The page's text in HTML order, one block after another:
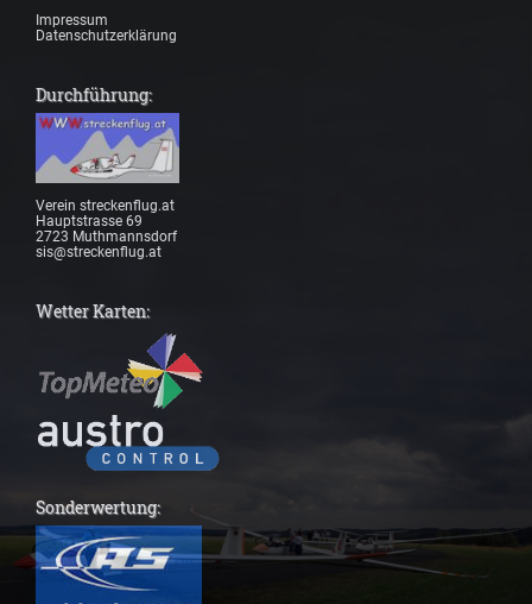
Impressum
Datenschutzerklärung
Durchführung:
Verein streckenflug.at
Hauptstrasse 69
2723 Muthmannsdorf
sis@streckenflug.at
Wetter Karten:
Sonderwertung: